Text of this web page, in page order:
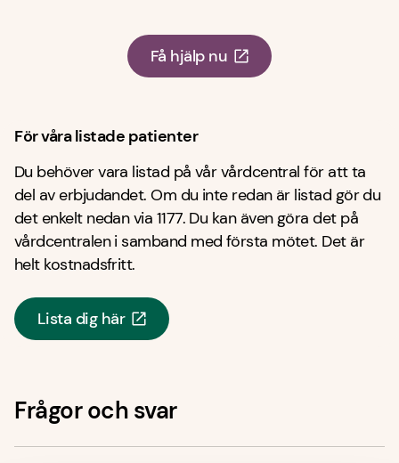
Få hjälp nu
För våra listade patienter
Du behöver vara listad på vår vårdcentral för att ta
del av erbjudandet. Om du inte redan är listad gör du
det enkelt nedan via 1177. Du kan även göra det på
vårdcentralen i samband med första mötet. Det är
helt kostnadsfritt.
Lista dig här
Frågor och svar